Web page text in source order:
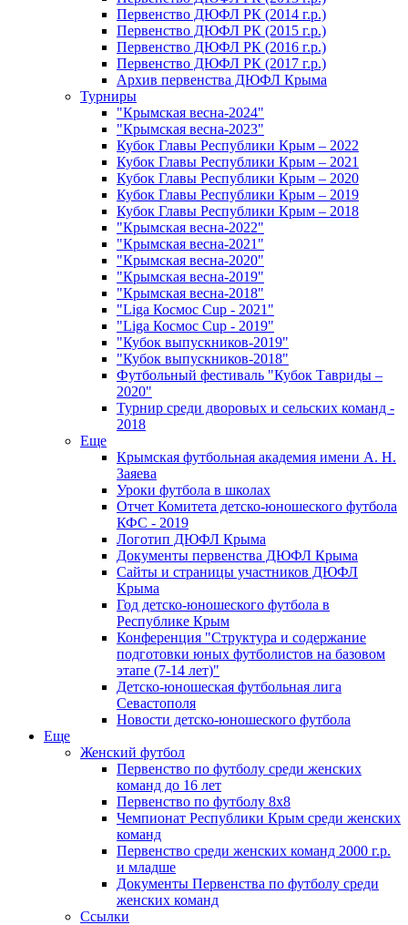
Первенство ДЮФЛ РК (2014 г.р.)
Первенство ДЮФЛ РК (2015 г.р.)
Первенство ДЮФЛ РК (2016 г.р.)
Первенство ДЮФЛ РК (2017 г.р.)
Архив первенства ДЮФЛ Крыма
Турниры
"Крымская весна-2024"
"Крымская весна-2023"
Кубок Главы Республики Крым – 2022
Кубок Главы Республики Крым – 2021
Кубок Главы Республики Крым – 2020
Кубок Главы Республики Крым – 2019
Кубок Главы Республики Крым – 2018
"Крымская весна-2022"
"Крымская весна-2021"
"Крымская весна-2020"
"Крымская весна-2019"
"Крымская весна-2018"
"Liga Космос Cup - 2021"
"Liga Космос Cup - 2019"
"Кубок выпускников-2019"
"Кубок выпускников-2018"
Футбольный фестиваль "Кубок Тавриды –
2020"
Турнир среди дворовых и сельских команд -
2018
Еще
Крымская футбольная академия имени А. Н.
Заяева
Уроки футбола в школах
Отчет Комитета детско-юношеского футбола
КФС - 2019
Логотип ДЮФЛ Крыма
Документы первенства ДЮФЛ Крыма
Сайты и страницы участников ДЮФЛ
Крыма
Год детско-юношеского футбола в
Республике Крым
Конференция "Структура и содержание
подготовки юных футболистов на базовом
этапе (7-14 лет)"
Детско-юношеская футбольная лига
Севастополя
Новости детско-юношеского футбола
Еще
Женский футбол
Первенство по футболу среди женских
команд до 16 лет
Первенство по футболу 8х8
Чемпионат Республики Крым среди женских
команд
Первенство среди женских команд 2000 г.р.
и младше
Документы Первенства по футболу среди
женских команд
Ссылки